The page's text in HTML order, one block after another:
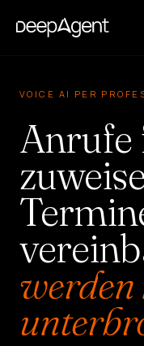
Vergleiche
AI-
Tools
vergleichen
Blog
Leitfäden,
Anwendungsfälle
und
Trends
SaaS
VOICE AI PER
Anrufe